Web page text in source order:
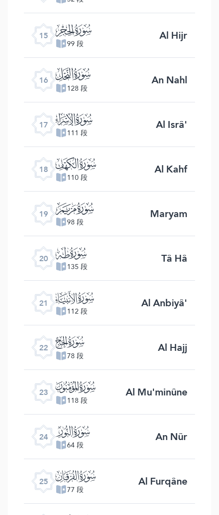
15 ﮛ
99 段 Al Hijr
16 ﮜ
128 段 An Nahl
17 ﮝ
111 段 Al Isrâ'
18 ﮞ
110 段 Al Kahf
19 ﮟ
98 段 Maryam
20 ﮠ
135 段 Tâ Hâ
21 ﮡ
112 段 Al Anbiyâ'
22 ﮢ
78 段 Al Hajj
23 ﮣ
118 段 Al Mu'minûne
24 ﮤ
64 段 An Nûr
25 ﮥ
77 段 Al Furqâne